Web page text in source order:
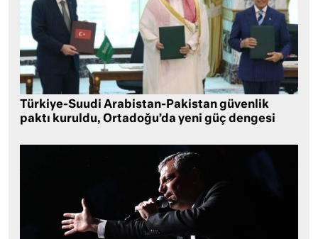
Türkiye-Suudi Arabistan-Pakistan güvenlik
paktı kuruldu, Ortadoğu’da yeni güç dengesi